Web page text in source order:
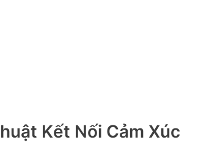
Kết Nối Cảm Xúc